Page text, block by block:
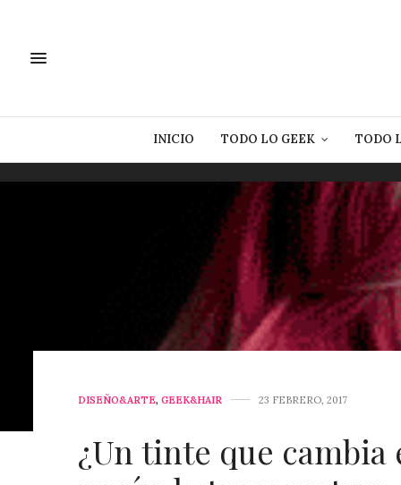
INICIO TODO LO GEEK TODO
DISEÑO&ARTE, GEEK&HAIR 23 FEBRERO, 2017
¿Un tinte que